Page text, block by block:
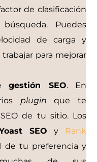
de clasificación
Puedes
de carga y
para mejorar
gestión SEO. En
plugin que te
de tu sitio. Los
SEO y
Rank
de tu preferencia y